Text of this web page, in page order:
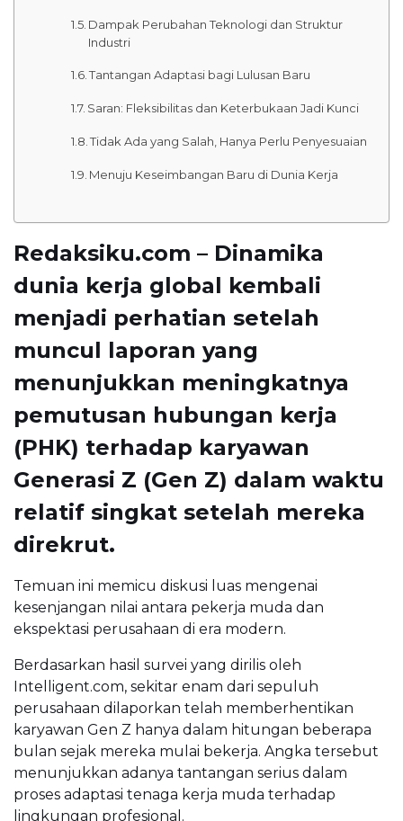
Dampak Perubahan Teknologi dan Struktur
Industri
Tantangan Adaptasi bagi Lulusan Baru
Saran: Fleksibilitas dan Keterbukaan Jadi Kunci
Tidak Ada yang Salah, Hanya Perlu Penyesuaian
Menuju Keseimbangan Baru di Dunia Kerja
Redaksiku.com – Dinamika
dunia kerja global kembali
menjadi perhatian setelah
muncul laporan yang
menunjukkan meningkatnya
pemutusan hubungan kerja
(PHK) terhadap karyawan
Generasi Z (Gen Z) dalam waktu
relatif singkat setelah mereka
direkrut.
Temuan ini memicu diskusi luas mengenai
kesenjangan nilai antara pekerja muda dan
ekspektasi perusahaan di era modern.
Berdasarkan hasil survei yang dirilis oleh
Intelligent.com, sekitar enam dari sepuluh
perusahaan dilaporkan telah memberhentikan
karyawan Gen Z hanya dalam hitungan beberapa
bulan sejak mereka mulai bekerja. Angka tersebut
menunjukkan adanya tantangan serius dalam
proses adaptasi tenaga kerja muda terhadap
lingkungan profesional.